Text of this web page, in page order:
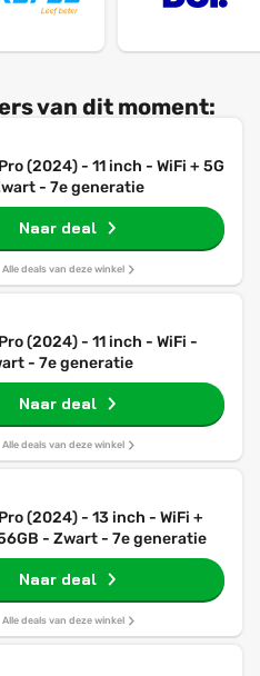
van dit moment:
(2024) - 11 inch - WiFi + 5G
- 7e generatie
Naar deal
Alle deals van deze winkel
(2024) - 11 inch - WiFi -
- 7e generatie
Naar deal
Alle deals van deze winkel
(2024) - 13 inch - WiFi +
- Zwart - 7e generatie
Naar deal
Alle deals van deze winkel